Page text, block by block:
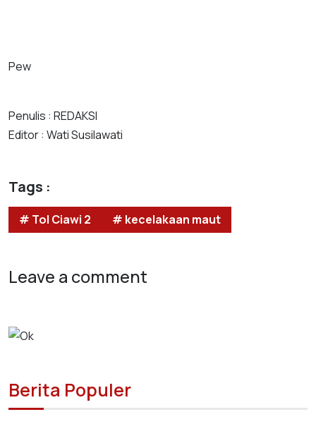
Pew
Penulis : REDAKSI
Editor : Wati Susilawati
Tags :
# Tol Ciawi 2 # kecelakaan maut
Leave a comment
Berita Populer